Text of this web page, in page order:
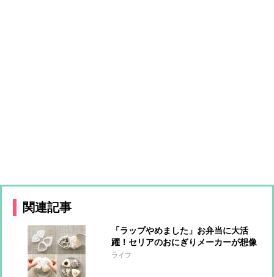
関連記事
「ラップやめました」お弁当に大活
躍！セリアのおにぎりメーカーが想像
以上【本日のお気に入り】
ライフ